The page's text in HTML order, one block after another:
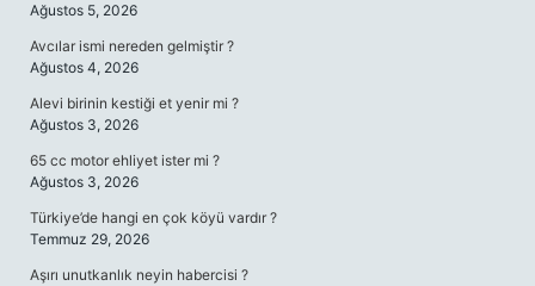
Ağustos 5, 2026
Avcılar ismi nereden gelmiştir ?
Ağustos 4, 2026
Alevi birinin kestiği et yenir mi ?
Ağustos 3, 2026
65 cc motor ehliyet ister mi ?
Ağustos 3, 2026
Türkiye’de hangi en çok köyü vardır ?
Temmuz 29, 2026
Aşırı unutkanlık neyin habercisi ?